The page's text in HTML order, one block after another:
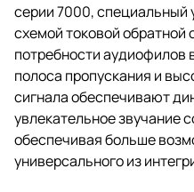
серии 7000, специальный
схемой токовой обратной
потребности аудиофилов
полоса пропускания и
сигнала обеспечивают
увлекательное звучание
обеспечивая больше
универсального из